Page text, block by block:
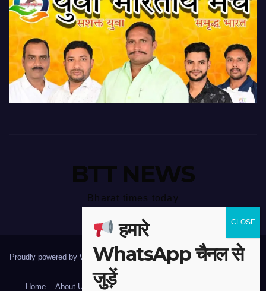
BTT NEWS
Bharat times today
Proudly powered by WordPress | Theme: Newspaperex byThemeansar
Home About Us Contact Us
हमारे
WhatsApp चैनल से
जुड़ें